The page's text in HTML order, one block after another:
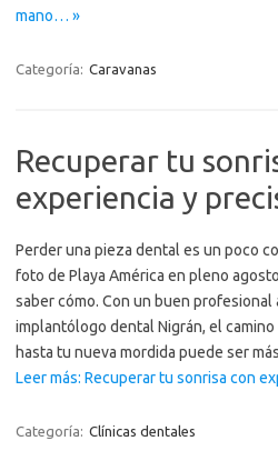
mano… »
Categoría: Caravanas
Recuperar tu
experiencia y
Perder una pieza dental es un poco
foto de Playa América en pleno
saber cómo. Con un buen profesional
implantólogo dental Nigrán, el
hasta tu nueva mordida puede ser
Leer más: Recuperar tu sonrisa con
Categoría: Clínicas dentales